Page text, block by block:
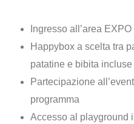
Ingresso all’area
Happybox a scelta tra
patatine e bibita incluse
Partecipazione
programma
Accesso al playground